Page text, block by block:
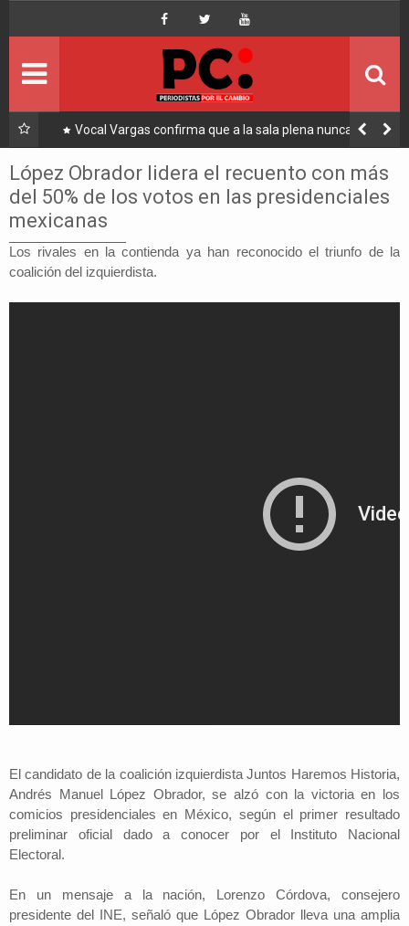
Vocal Vargas confirma que a la sala plena nunca llegó
una carta de renuncia de Hassenteufel
López Obrador lidera el recuento con más
del 50% de los votos en las presidenciales
mexicanas
Los rivales en la contienda ya han reconocido el triunfo de la
coalición del izquierdista.
El candidato de la coalición izquierdista Juntos Haremos Historia,
Andrés Manuel López Obrador, se alzó con la victoria en los
comicios presidenciales en México, según el primer resultado
preliminar oficial dado a conocer por el Instituto Nacional
Electoral.
En un mensaje a la nación, Lorenzo Córdova, consejero
presidente del INE, señaló que López Obrador lleva una amplia
Portada
Ultimo
Economía
Mundo